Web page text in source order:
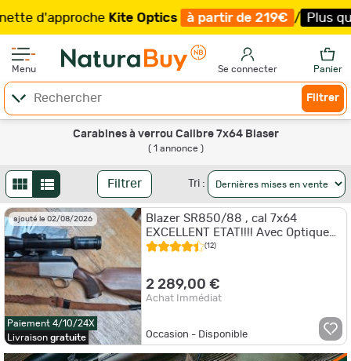
d'approcheKite Optics à partir de 219€ / Plus que
Menu Se connecter Panier
Filtrer
Carabines à verrou Calibre 7x64 Blaser
( 1 annonce )
Filtrer Tri :
ajouté le 02/08/2026
Paiement 4/10/24X
Livraison gratuite
Blazer SR850/88 , cal 7x64
EXCELLENT ETAT!!!! Avec Optique
swarovski et montage pivot
(12)
2 289,00 €
Achat Immédiat
Occasion - Disponible